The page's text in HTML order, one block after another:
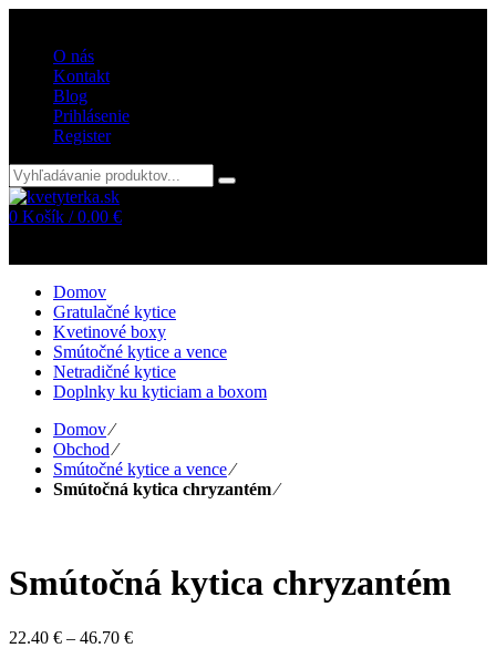
O nás
Kontakt
Blog
Prihlásenie
Register
0 Košík /0.00 €
Domov
Gratulačné kytice
Kvetinové boxy
Smútočné kytice a vence
Netradičné kytice
Doplnky ku kyticiam a boxom
Domov⁄
Obchod ⁄
Smútočné kytice a vence⁄
Smútočná kytica chryzantém⁄
Smútočná kytica chryzantém
22.40 € – 46.70 €Price